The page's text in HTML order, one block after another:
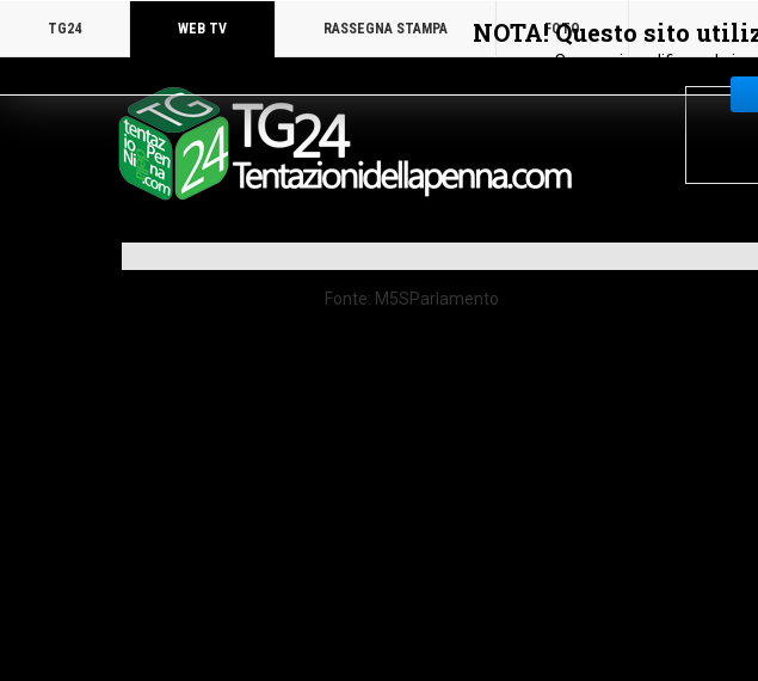
TG24 WEB TV RASSEGNA STAMPA FOTO
NOTA! Questo sito
Se non si modificano le
Fonte: M5SParlamento